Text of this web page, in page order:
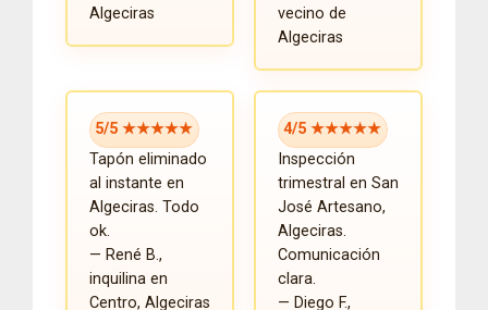
Algeciras
vecino de
Algeciras
5/5 ★★★★★
Tapón eliminado
al instante en
Algeciras. Todo
ok.
— René B.,
inquilina en
Centro, Algeciras
4/5 ★★★★★
Inspección
trimestral en San
José Artesano,
Algeciras.
Comunicación
clara.
— Diego F.,